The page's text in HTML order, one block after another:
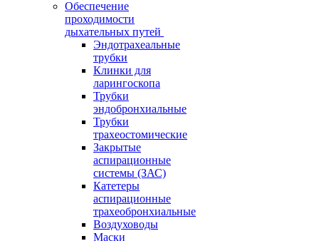
Обеспечение
проходимости
дыхательных путей
Эндотрахеальные
трубки
Клинки для
ларингоскопа
Трубки
эндобронхиальные
Трубки
трахеостомические
Закрытые
аспирационные
системы (ЗАС)
Катетеры
аспирационные
трахеобронхиальные
Воздуховоды
Маски